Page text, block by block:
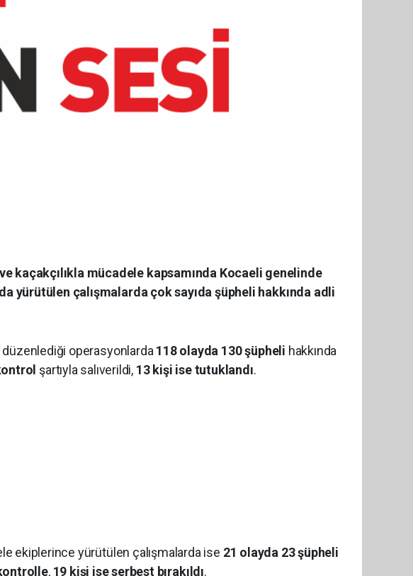
kaçakçılıkla mücadele kapsamında Kocaeli genelinde
yürütülen çalışmalarda çok sayıda şüpheli hakkında adli
operasyonlarda 118 olayda 130 şüpheli hakkında
şartıyla salıverildi, 13 kişi ise tutuklandı.
ekiplerince yürütülen çalışmalarda ise 21 olayda 23 şüpheli
, 19 kişi ise serbest bırakıldı.